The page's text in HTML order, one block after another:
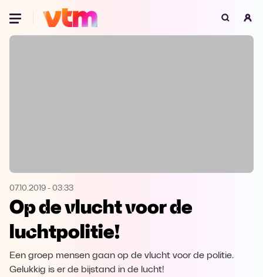
Oeps, browser niet ondersteund
Microsoft Edge Download
Opera
07.10.2019 - 03:33
Op de vlucht voor de
luchtpolitie!
Een groep mensen gaan op de vlucht voor de politie.
Gelukkig is er de bijstand in de lucht!